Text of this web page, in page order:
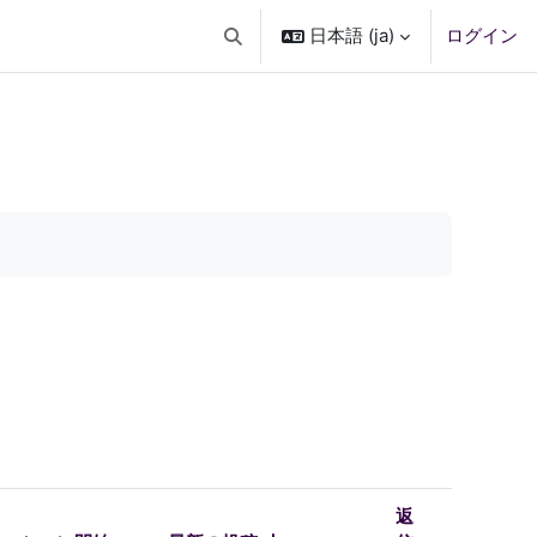
検索入力に切り替える
日本語 ‎(ja)‎ ログイン
返